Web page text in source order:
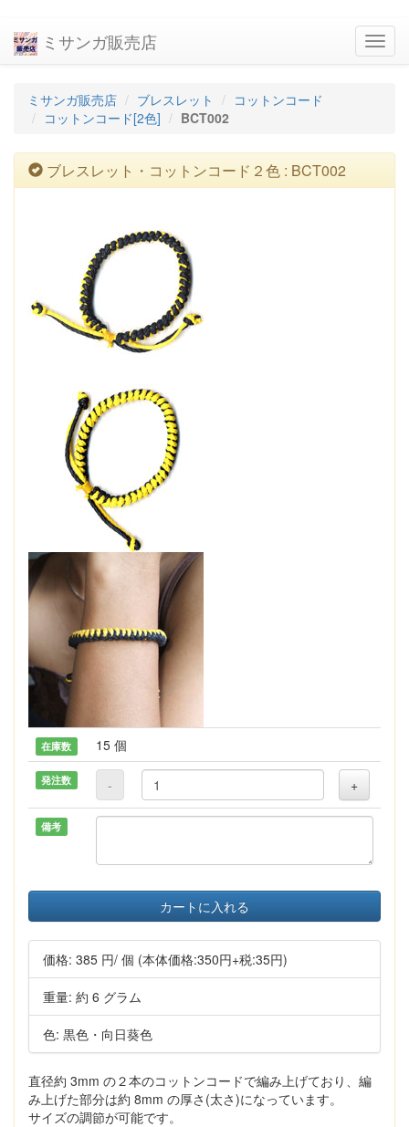
ミサンガ販売店
ミサンガ販売店 ブレスレット
コットンコード
コットンコード[2色]
BCT002
ブレスレット・コットンコード２色 : BCT002
在庫数 15 個
発注数 - +
備考
カートに入れる
価格: 385 円/ 個 (本体価格:350円+税:35円)
重量: 約 6 グラム
色: 黒色・向日葵色
直径約 3mm の２本のコットンコードで編み上げており、編
み上げた部分は約 8mm の厚さ(太さ)になっています。
サイズの調節が可能です。